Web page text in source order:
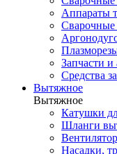
Аппараты
Запчасти и
Средства
Вытяжное
Вытяжное
Катушки
Шланги
Насадки,